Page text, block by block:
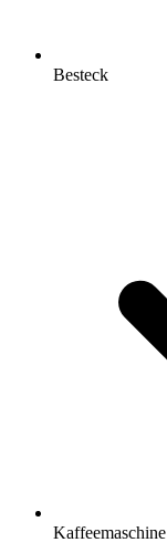
Besteck
Kaffeemaschine